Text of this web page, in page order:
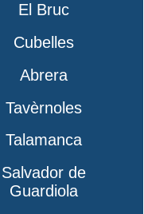
El Bruc
Cubelles
Abrera
Tavèrnoles
Talamanca
Salvador de
Guardiola